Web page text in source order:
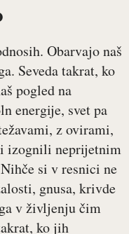
Obarvajo naš
Seveda takrat, ko
pogled na
energije, svet pa
z ovirami,
izognili neprijetnim
si v resnici ne
gnusa, krivde
v življenju čim
ko jih